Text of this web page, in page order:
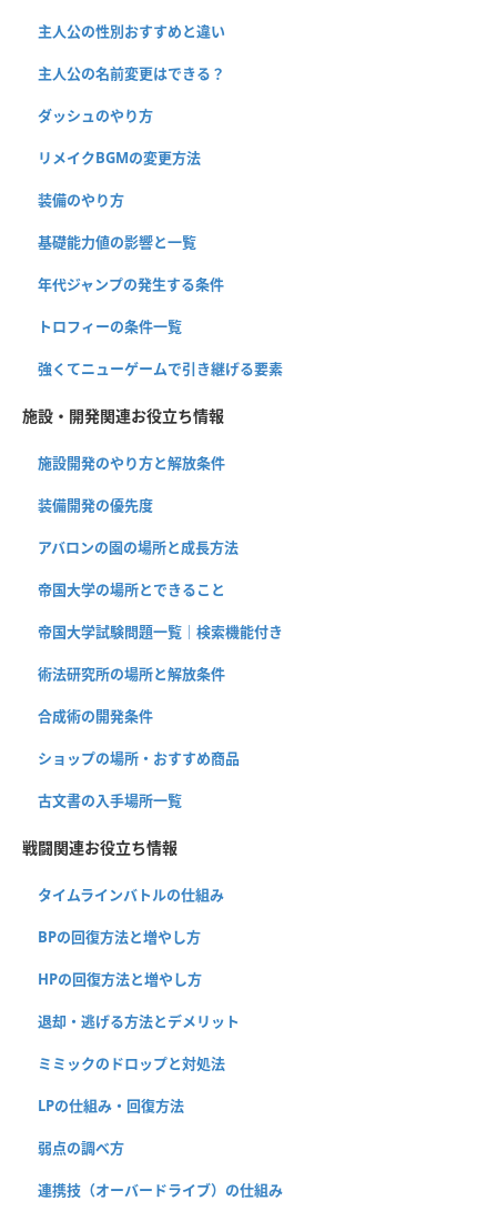
主人公の性別おすすめと違い
主人公の名前変更はできる？
ダッシュのやり方
リメイクBGMの変更方法
装備のやり方
基礎能力値の影響と一覧
年代ジャンプの発生する条件
トロフィーの条件一覧
強くてニューゲームで引き継げる要素
施設・開発関連お役立ち情報
施設開発のやり方と解放条件
装備開発の優先度
アバロンの園の場所と成長方法
帝国大学の場所とできること
帝国大学試験問題一覧｜検索機能付き
術法研究所の場所と解放条件
合成術の開発条件
ショップの場所・おすすめ商品
古文書の入手場所一覧
戦闘関連お役立ち情報
タイムラインバトルの仕組み
BPの回復方法と増やし方
HPの回復方法と増やし方
退却・逃げる方法とデメリット
ミミックのドロップと対処法
LPの仕組み・回復方法
弱点の調べ方
連携技（オーバードライブ）の仕組み